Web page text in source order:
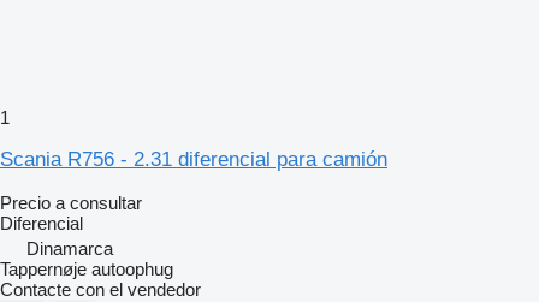
1
Scania R756 - 2.31 diferencial para camión
Precio a consultar
Diferencial
Dinamarca
Tappernøje autoophug
Contacte con el vendedor